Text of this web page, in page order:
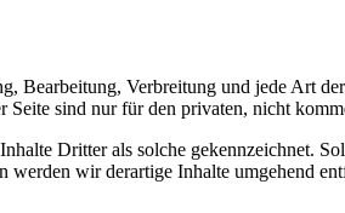
Bearbeitung, Verbreitung und jede Art
sind nur für den privaten, nicht
Dritter als solche gekennzeichnet.
wir derartige Inhalte umgehend